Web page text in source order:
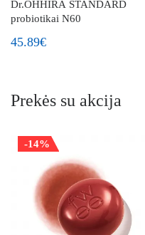
Dr.OHHIRA STANDARD
probiotikai N60
45.89€
Prekės su akcija
-14%